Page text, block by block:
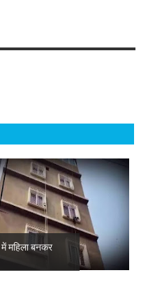
महिला बनकर